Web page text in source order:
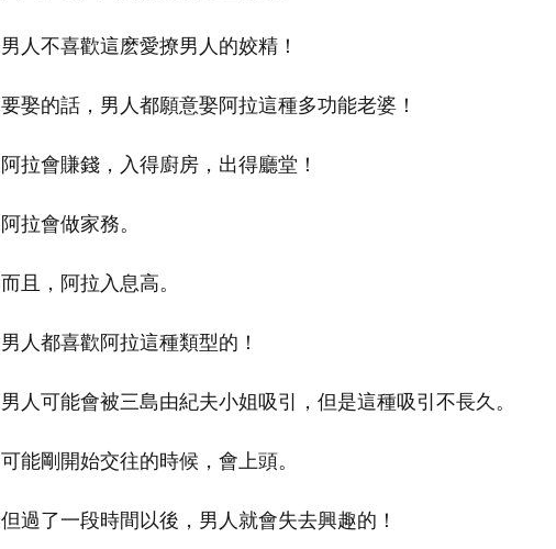
男人不喜歡這麽愛撩男人的姣精！
要娶的話，男人都願意娶阿拉這種多功能老婆！
阿拉會賺錢，入得廚房，出得廳堂！
阿拉會做家務。
而且，阿拉入息高。
男人都喜歡阿拉這種類型的！
男人可能會被三島由紀夫小姐吸引，但是這種吸引不長久。
可能剛開始交往的時候，會上頭。
但過了一段時間以後，男人就會失去興趣的！